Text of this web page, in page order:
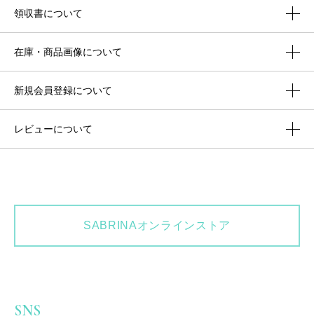
領収書について
在庫・商品画像について
新規会員登録について
レビューについて
SABRINAオンラインストア
SNS